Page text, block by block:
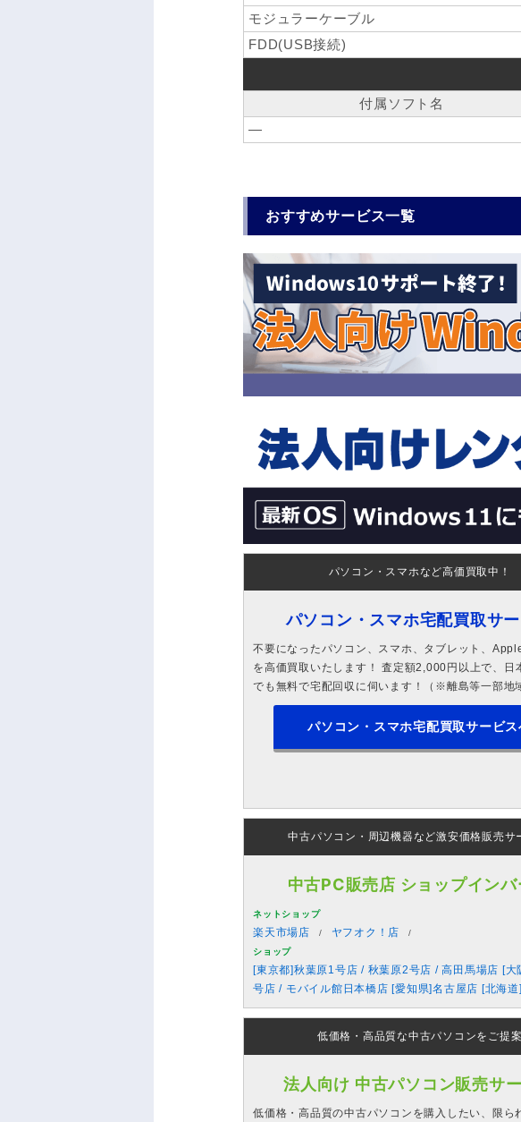
モジュラーケーブル
FDD(USB接続)
付属ソフト名
―
おすすめサービス一覧
パソコン・スマホなど高価買取中！
パソコン・スマホ宅配買取サ
不要になったパソコン、スマホ、タブレット、
を高価買取いたします！ 査定額2,000円以上で、日
でも無料で宅配回収に伺います！（※離島等一部地
パソコン・スマホ宅配買取サービス
中古パソコン・周辺機器など激安価格販売サ
中古PC販売店 ショップインバ
ネットショップ
楽天市場店 ヤフオク！店
ショップ
[東京都]秋葉原1号店 / 秋葉原2号店 / 高田馬場店 [大
号店 / モバイル館日本橋店 [愛知県]名古屋店 [北海道
低価格・高品質な中古パソコンをご提案
法人向け 中古パソコン販売サ
低価格・高品質の中古パソコンを購入したい、限ら